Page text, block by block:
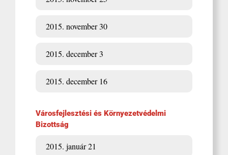
2015. november 30
2015. december 3
2015. december 16
Városfejlesztési és Környezetvédelmi
Bizottság
2015. január 21